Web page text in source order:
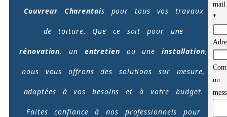
Couvreur Charentais pour tous vos travaux
de toiture. Que ce soit pour une
rénovation, un entretien ou uneinstallation,
nous vous offrons des solutions sur mesure,
adaptées à vos besoins et à votre budget.
Faites confiance à nos professionnels pour
mail
*
ou
ou